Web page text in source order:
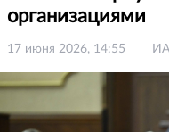
организациями
17 июня 2026, 14:55 ИА